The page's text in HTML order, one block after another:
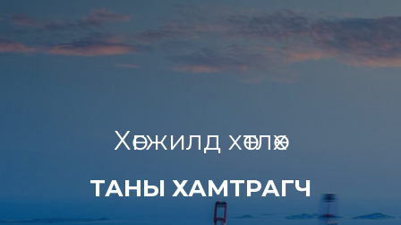
Хөгжилд хөтлөх
ТАНЫ ХАМТРАГЧ